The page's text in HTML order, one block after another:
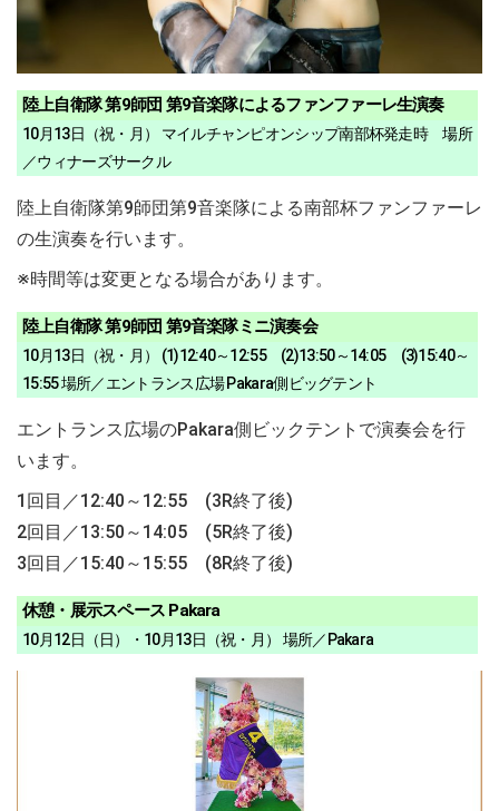
陸上自衛隊 第9師団 第9音楽隊によるファンファーレ生演奏
10月13日（祝・月） マイルチャンピオンシップ南部杯発走時 場所
／ウィナーズサークル
陸上自衛隊第9師団第9音楽隊による南部杯ファンファーレ
の生演奏を行います。
※時間等は変更となる場合があります。
陸上自衛隊 第9師団 第9音楽隊ミニ演奏会
10月13日（祝・月） (1)12:40～12:55 (2)13:50～14:05 (3)15:40～
15:55 場所／エントランス広場 Pakara側ビッグテント
エントランス広場のPakara側ビックテントで演奏会を行
います。
1回目／12:40～12:55 (3R終了後)
2回目／13:50～14:05 (5R終了後)
3回目／15:40～15:55 (8R終了後)
休憩・展示スペース Pakara
10月12日（日）・10月13日（祝・月） 場所／Pakara